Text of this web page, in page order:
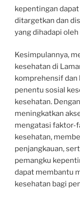
kepentingan
ditargetkan dan
yang dihadapi
Kesimpulannya,
kesehatan di
komprehensif
penentu sosial
kesehatan.
meningkatkan
mengatasi faktor-
kesehatan,
penjangkauan,
pemangku
dapat membantu
kesehatan bagi